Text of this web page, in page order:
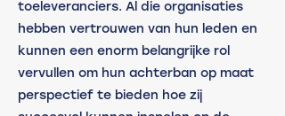
toeleveranciers. Al die organisaties
hebben vertrouwen van hun leden en
kunnen een enorm belangrijke rol
vervullen om hun achterban op maat
perspectief te bieden hoe zij